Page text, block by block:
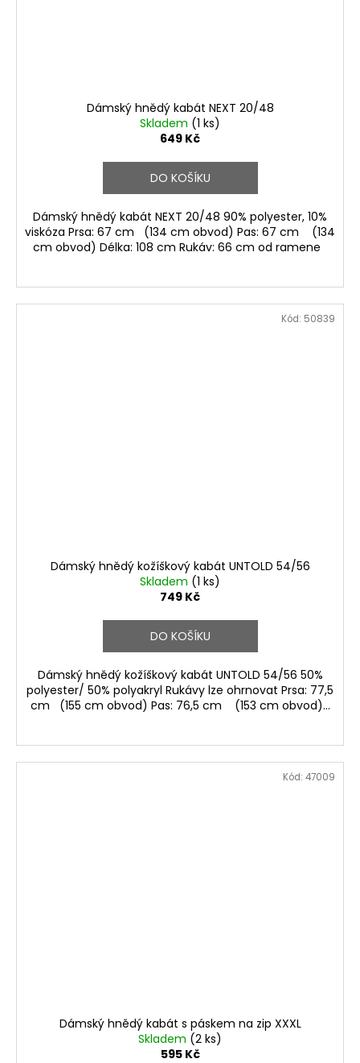
Dámský hnědý kabát NEXT 20/48
Skladem (1 ks)
649 Kč
DO KOŠÍKU
Dámský hnědý kabát NEXT 20/48 90% polyester, 10%
viskóza Prsa: 67 cm (134 cm obvod) Pas: 67 cm (134
cm obvod) Délka: 108 cm Rukáv: 66 cm od ramene
Dámský hnědý kožíškový kabát UNTOLD 54/56
Skladem (1 ks)
749 Kč
DO KOŠÍKU
Dámský hnědý kožíškový kabát UNTOLD 54/56 50%
polyester/ 50% polyakryl Rukávy lze ohrnovat Prsa: 77,5
cm (155 cm obvod) Pas: 76,5 cm (153 cm obvod)...
Kód: 50839
Dámský hnědý kabát s páskem na zip XXXL
Skladem (2 ks)
595 Kč
Kód: 47009